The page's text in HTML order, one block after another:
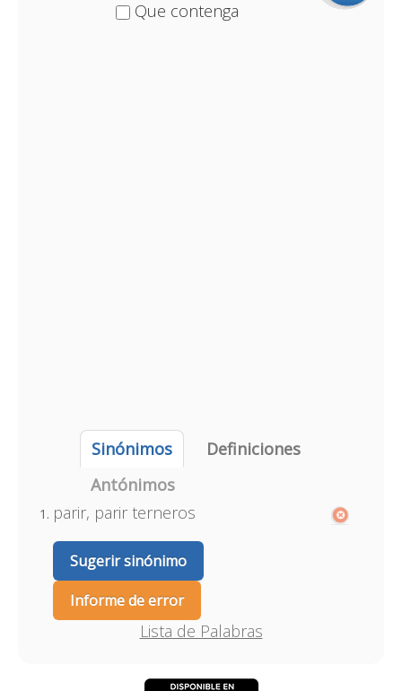
Que contenga
Sinónimos
Definiciones
Antónimos
parir, parir terneros
Sugerir sinónimo
Informe de error
Lista de Palabras